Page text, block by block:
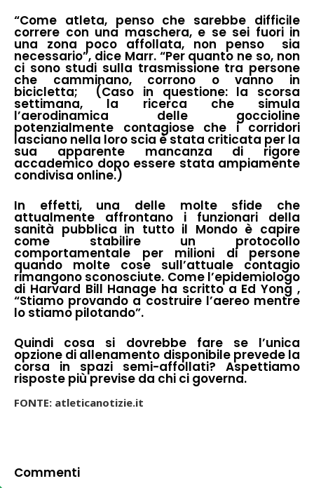
“Come atleta, penso che sarebbe difficile
correre con una maschera, e se sei fuori in
una zona poco affollata, non penso sia
necessario”, dice Marr. “Per quanto ne so, non
ci sono studi sulla trasmissione tra persone
che camminano, corrono o vanno in
bicicletta; (Caso in questione: la scorsa
settimana, la ricerca che simula
l’aerodinamica delle goccioline
potenzialmente contagiose che i corridori
lasciano nella loro scia è stata criticata per la
sua apparente mancanza di rigore
accademico dopo essere stata ampiamente
condivisa online.)
In effetti, una delle molte sfide che
attualmente affrontano i funzionari della
sanità pubblica in tutto il Mondo è capire
come stabilire un protocollo
comportamentale per milioni di persone
quando molte cose sull’attuale contagio
rimangono sconosciute. Come l’epidemiologo
di Harvard Bill Hanage ha scritto a Ed Yong ,
“Stiamo provando a costruire l’aereo mentre
lo stiamo pilotando”.
Quindi cosa si dovrebbe fare se l’unica
opzione di allenamento disponibile prevede la
corsa in spazi semi-affollati? Aspettiamo
risposte più previse da chi ci governa.
FONTE: atleticanotizie.it
Commenti